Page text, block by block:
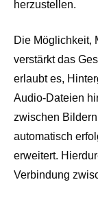
herzustellen.
Die Möglichkeit,
verstärkt das
erlaubt es,
Audio-Dateien
zwischen
automatisch
erweitert.
Verbindung